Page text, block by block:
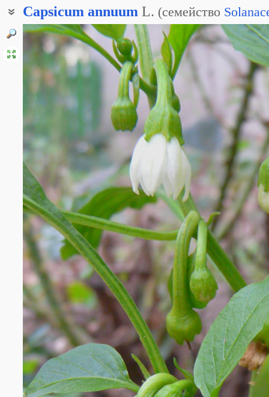
Capsicum annuum L. (семейство
Перец однолетний
Кайенский перец
Мексиканский перец
Перец овощной
Перец острый
Стручковый перец овощной